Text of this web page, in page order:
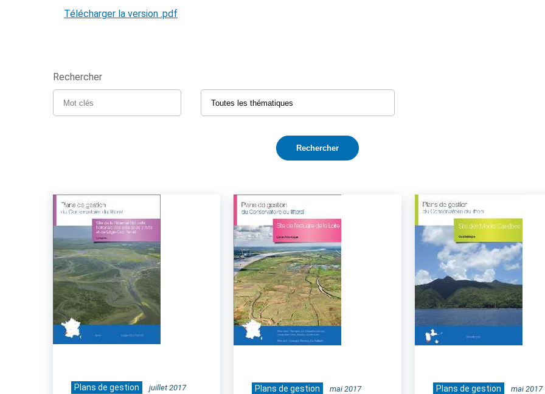
Télécharger la version .pdf
Rechercher
Plans de gestion juillet 2017 Plans de gestion mai 2017 Plans de gestion mai 2017